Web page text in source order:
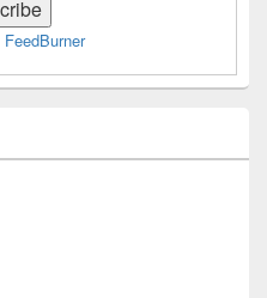
FeedBurner